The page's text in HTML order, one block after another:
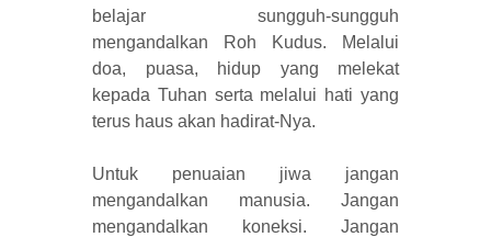
belajar sungguh-sungguh
mengandalkan Roh Kudus. Melalui
doa, puasa, hidup yang melekat
kepada Tuhan serta melalui hati yang
terus haus akan hadirat-Nya.
Untuk penuaian jiwa jangan
mengandalkan manusia. Jangan
mengandalkan koneksi. Jangan